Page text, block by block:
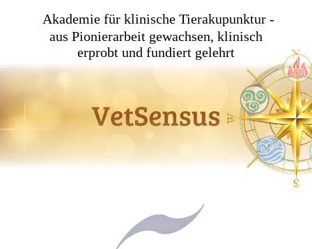
Akademie für klinische Tierakupunktur -
aus Pionierarbeit gewachsen, klinisch
erprobt und fundiert gelehrt